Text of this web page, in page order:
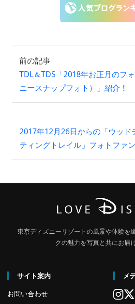
前の記事
TDL＆TDS「2018年お正月のフ
ニースナップフォト）」紹介！
2017年12月26日からの「ウッド
ティングトレイル」フォトファン
東京ディズニーリゾートの風景や体験を
クの魅力を写真と共にお届
サイト案内
お問い合わせ
メ